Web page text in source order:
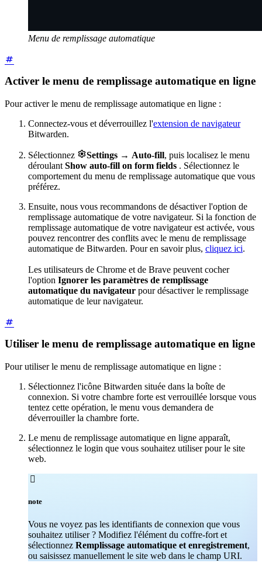
Menu de remplissage automatique
Activer le menu de remplissage automatique en ligne
Pour activer le menu de remplissage automatique en ligne :
Connectez-vous et déverrouillez l'extension de navigateur
Bitwarden.
Sélectionnez Settings → Auto-fill, puis localisez le menu
déroulant Show auto-fill on form fields . Sélectionnez le
comportement du menu de remplissage automatique que vous
préférez.
Ensuite, nous vous recommandons de désactiver l'option de
remplissage automatique de votre navigateur. Si la fonction de
remplissage automatique de votre navigateur est activée, vous
pouvez rencontrer des conflits avec le menu de remplissage
automatique de Bitwarden. Pour en savoir plus, cliquez ici.
Les utilisateurs de Chrome et de Brave peuvent cocher
l'option Ignorer les paramètres de remplissage
automatique du navigateur pour désactiver le remplissage
automatique de leur navigateur.
Utiliser le menu de remplissage automatique en ligne
Pour utiliser le menu de remplissage automatique en ligne :
Sélectionnez l'icône Bitwarden située dans la boîte de
connexion. Si votre chambre forte est verrouillée lorsque vous
tentez cette opération, le menu vous demandera de
déverrouiller la chambre forte.
Le menu de remplissage automatique en ligne apparaît,
sélectionnez le login que vous souhaitez utiliser pour le site
web.

note
Vous ne voyez pas les identifiants de connexion que vous
souhaitez utiliser ? Modifiez l'élément du coffre-fort et
sélectionnez Remplissage automatique et enregistrement,
ou saisissez manuellement le site web dans le champ URI.